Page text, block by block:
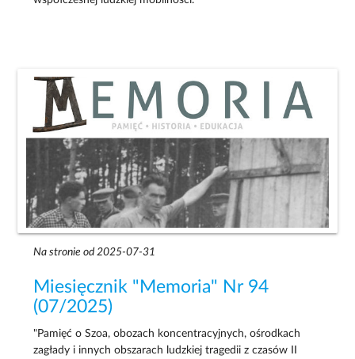
Na stronie od 2025-07-31
Miesięcznik "Memoria" Nr 94
(07/2025)
"Pamięć o Szoa, obozach koncentracyjnych, ośrodkach
zagłady i innych obszarach ludzkiej tragedii z czasów II